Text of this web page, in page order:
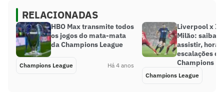
RELACIONADAS
HBO Max transmite todos
os jogos do mata-mata
da Champions League
Champions League Há 4 anos
Liverpool x
Milão: saiba
assistir,
escalações
Champions
Champions League